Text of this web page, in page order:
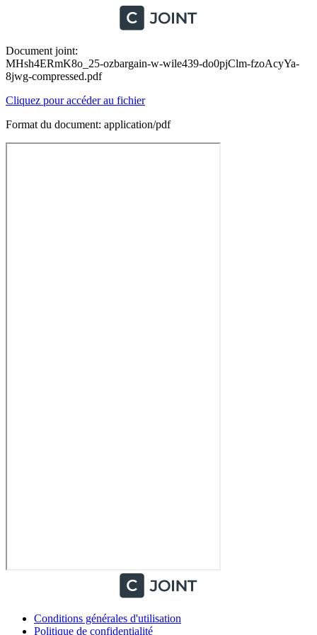
Document joint:
MHsh4ERmK8o_25-ozbargain-w-wile439-do0pjClm-fzoAcyYa-
8jwg-compressed.pdf
Cliquez pour accéder au fichier
Format du document: application/pdf
Conditions générales d'utilisation
Politique de confidentialité